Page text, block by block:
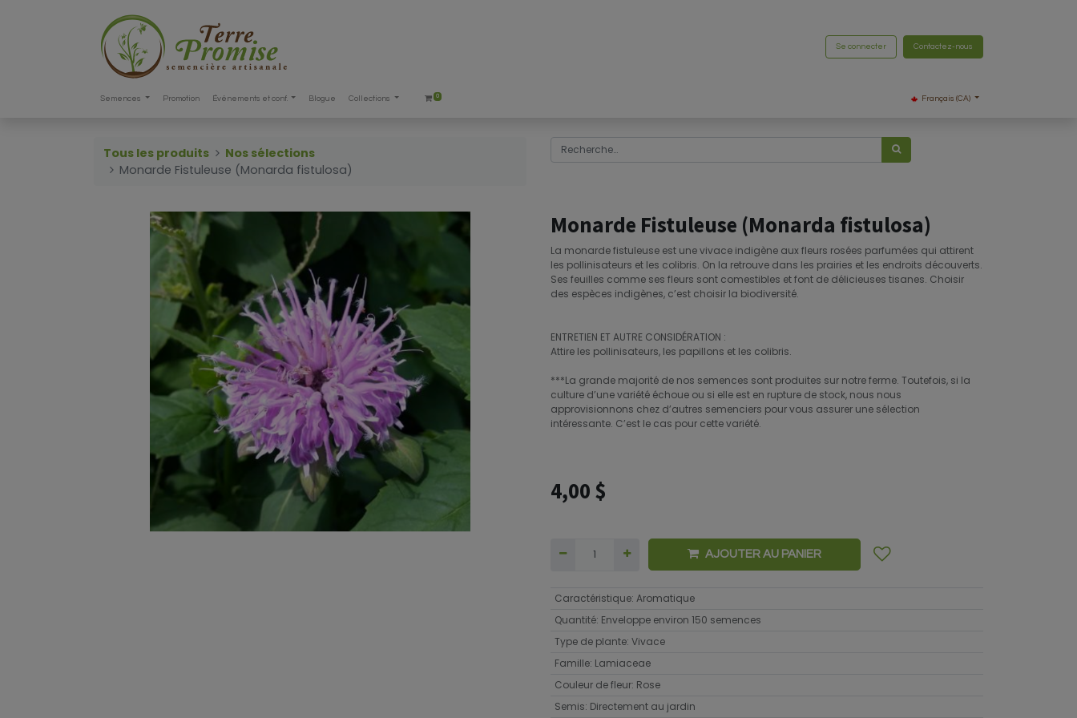
Se connecter Contactez-nous
Semences Promotion Événements et conf. Blogue Collections 0 Français (CA)
Tous les produits
Nos sélections
Monarde Fistuleuse (Monarda fistulosa)
Monarde Fistuleuse (Monarda fistulosa)
La monarde fistuleuse est une vivace indigène aux fleurs rosées parfumées qui attirent
les pollinisateurs et les colibris. On la retrouve dans les prairies et les endroits découverts.
Ses feuilles comme ses fleurs sont comestibles et font de délicieuses tisanes. Choisir
des espèces indigènes, c’est choisir la biodiversité.
ENTRETIEN ET AUTRE CONSIDÉRATION :
Attire les pollinisateurs, les papillons et les colibris.
***La grande majorité de nos semences sont produites sur notre ferme. Toutefois, si la
culture d’une variété échoue ou si elle est en rupture de stock, nous nous
approvisionnons chez d’autres semenciers pour vous assurer une sélection
intéressante. C’est le cas pour cette variété.
4,00 $
AJOUTER AU PANIER
Caractéristique: Aromatique
Quantité: Enveloppe environ 150 semences
Type de plante: Vivace
Famille: Lamiaceae
Couleur de fleur: Rose
Semis: Directement au jardin